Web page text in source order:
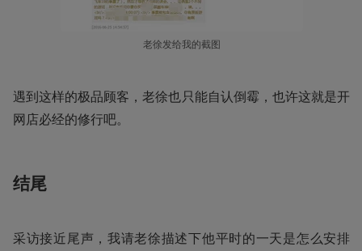
老徐发给我的截图
遇到这样的极品顾客，老徐也只能自认倒霉，也许这就是开
网店必经的修行吧。
结尾
采访接近尾声，我请老徐描述下他平时的一天是怎么安排